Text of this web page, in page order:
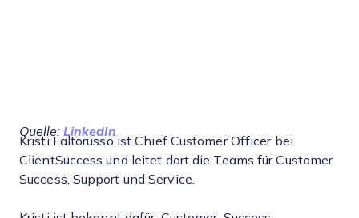
Quelle: LinkedIn
Kristi Faltorusso ist Chief Customer Officer bei
ClientSuccess und leitet dort die Teams für Customer
Success, Support und Service.